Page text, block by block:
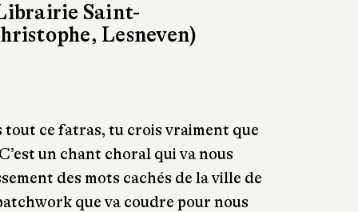
Saint-
Lesneven)
tout ce fatras, tu crois vraiment que
un chant choral qui va nous
des mots cachés de la ville de
que va coudre pour nous